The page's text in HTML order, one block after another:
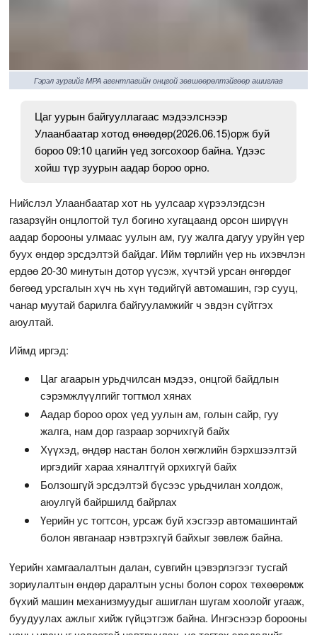
Гэрэл зургийг MPA агентлагийн онцгой зөвшөөрөлтэйгөөр ашиглав
Цаг уурын байгууллагаас мэдээлснээр
Улаанбаатар хотод өнөөдөр(2026.06.15)орж буй
бороо 09:10 цагийн үед зогсохоор байна. Үдээс
хойш түр зуурын аадар бороо орно.
Нийслэл Улаанбаатар хот нь уулсаар хүрээлэгдсэн
газарзүйн онцлогтой тул богино хугацаанд орсон ширүүн
аадар борооны улмаас уулын ам, гуу жалга дагуу уруйн үер
буух өндөр эрсдэлтэй байдаг. Ийм төрлийн үер нь ихэвчлэн
ердөө 20-30 минутын дотор үүсэж, хүчтэй урсан өнгөрдөг
бөгөөд урсгалын хүч нь хүн төдийгүй автомашин, гэр сууц,
чанар муутай барилга байгууламжийг ч эвдэн сүйтгэх
аюултай.
Иймд иргэд:
Цаг агаарын урьдчилсан мэдээ, онцгой байдлын
сэрэмжлүүлгийг тогтмол хянах
Аадар бороо орох үед уулын ам, голын сайр, гуу
жалга, нам дор газраар зорчихгүй байх
Хүүхэд, өндөр настан болон хөгжлийн бэрхшээлтэй
иргэдийг хараа хяналтгүй орхихгүй байх
Болзошгүй эрсдэлтэй бүсээс урьдчилан холдож,
аюулгүй байршилд байрлах
Үерийн ус тогтсон, урсаж буй хэсгээр автомашинтай
болон явганаар нэвтрэхгүй байхыг зөвлөж байна.
Үерийн хамгаалалтын далан, сувгийн цэвэрлэгээг тусгай
зориулалтын өндөр даралтын усны болон сорох төхөөрөмж
бүхий машин механизмуудыг ашиглан шугам хоолойг угааж,
буудуулах ажлыг хийж гүйцэтгэж байна. Ингэснээр борооны